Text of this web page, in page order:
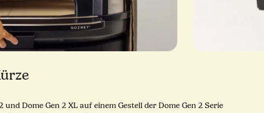
und Dome Gen 2 XL auf einem Gestell der Dome Gen 2 Serie